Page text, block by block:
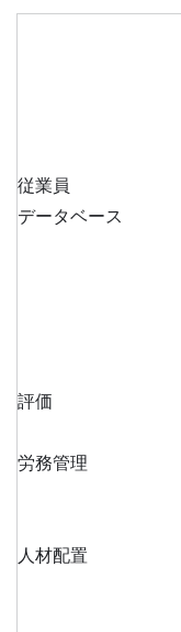
従業員
データベース
評価
労務管理
人材配置